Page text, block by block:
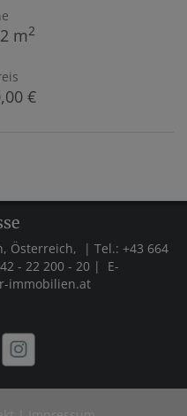
m2
€
Österreich, | Tel.: +43 664
- 22 200 - 20 | E-
immobilien.at